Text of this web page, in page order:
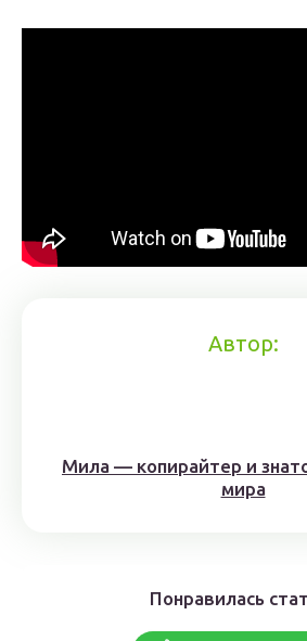
Автор:
Мила — копирайтер и
мира
Понравилась